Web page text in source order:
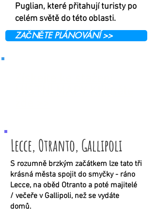
Puglian, které přitahují turisty po
celém světě do této oblasti.
ZAČNĚTE PLÁNOVÁNÍ >>
Lecce, Otranto, Gallipoli
S rozumně brzkým začátkem lze tato tři
krásná města spojit do smyčky - ráno
Lecce, na oběd Otranto a poté majitelé
/ večeře v Gallipoli, než se vydáte
domů.